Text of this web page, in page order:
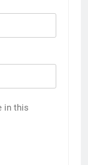
in this